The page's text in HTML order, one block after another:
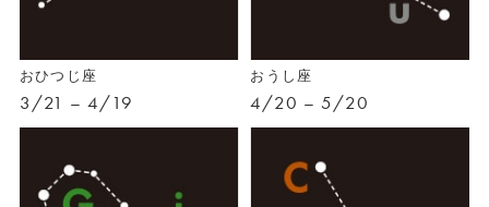
おひつじ座
3/21 – 4/19
おうし座
4/20 – 5/20